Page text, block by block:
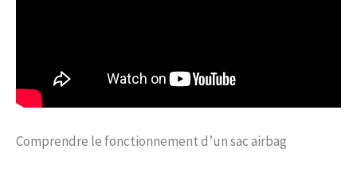
Comprendre le fonctionnement d’un sac airbag